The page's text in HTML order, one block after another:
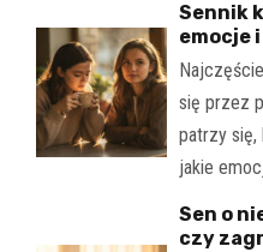
Sennik
emocje
się przez
patrzy się,
jakie
Sen o
czy